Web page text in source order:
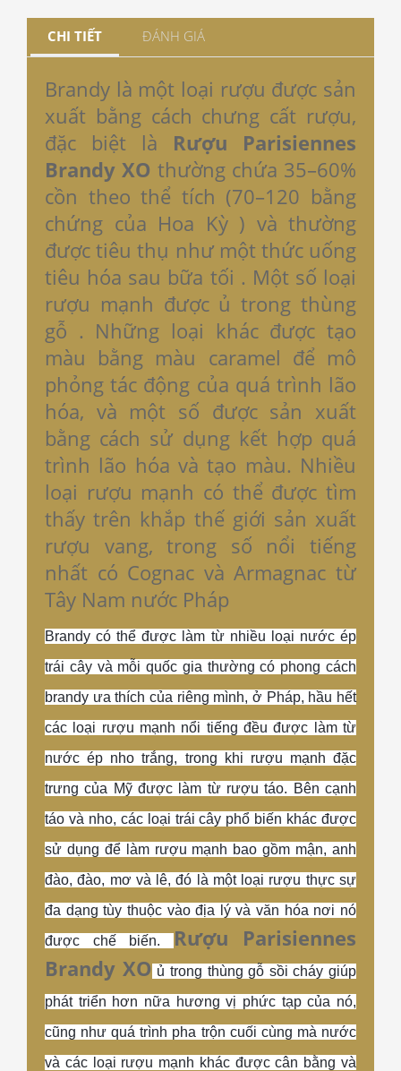
CHI TIẾT ĐÁNH GIÁ
Brandy là một loại rượu được sản
xuất bằng cách chưng cất rượu,
đặc biệt là Rượu Parisiennes
Brandy XO thường chứa 35–60%
cồn theo thể tích (70–120 bằng
chứng của Hoa Kỳ ) và thường
được tiêu thụ như một thức uống
tiêu hóa sau bữa tối . Một số loại
rượu mạnh được ủ trong thùng
gỗ . Những loại khác được tạo
màu bằng màu caramel để mô
phỏng tác động của quá trình lão
hóa, và một số được sản xuất
bằng cách sử dụng kết hợp quá
trình lão hóa và tạo màu. Nhiều
loại rượu mạnh có thể được tìm
thấy trên khắp thế giới sản xuất
rượu vang, trong số nổi tiếng
nhất có Cognac và Armagnac từ
Tây Nam nước Pháp
Brandy có thể được làm từ nhiều loại nước ép
trái cây và mỗi quốc gia thường có phong cách
brandy ưa thích của riêng mình, ở Pháp, hầu hết
các loại rượu mạnh nổi tiếng đều được làm từ
nước ép nho trắng, trong khi rượu mạnh đặc
trưng của Mỹ được làm từ rượu táo. Bên cạnh
táo và nho, các loại trái cây phổ biến khác được
sử dụng để làm rượu mạnh bao gồm mận, anh
đào, đào, mơ và lê, đó là một loại rượu thực sự
đa dạng tùy thuộc vào địa lý và văn hóa nơi nó
được chế biến. Rượu Parisiennes
Brandy XO ủ trong thùng gỗ sồi cháy giúp
phát triển hơn nữa hương vị phức tạp của nó,
cũng như quá trình pha trộn cuối cùng mà nước
và các loại rượu mạnh khác được cân bằng và